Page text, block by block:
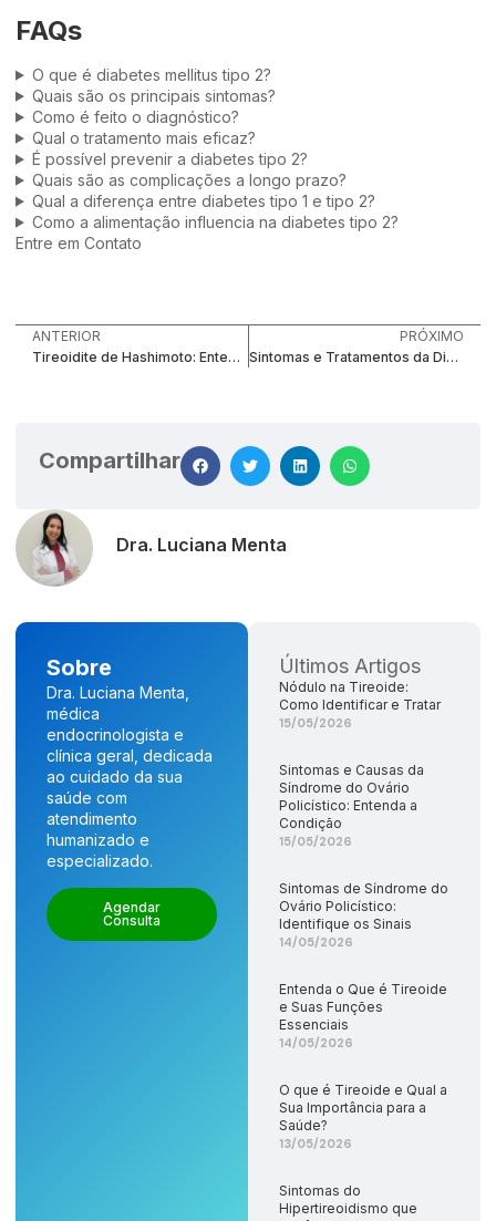
FAQs
O que é diabetes mellitus tipo 2?
Quais são os principais sintomas?
Como é feito o diagnóstico?
Qual o tratamento mais eficaz?
É possível prevenir a diabetes tipo 2?
Quais são as complicações a longo prazo?
Qual a diferença entre diabetes tipo 1 e tipo 2?
Como a alimentação influencia na diabetes tipo 2?
Entre em Contato
ANTERIOR
Tireoidite de Hashimoto: Entenda Sintomas, Causas e Tratamento
PRÓXIMO
Sintomas e Tratamentos da Diabetes Mellitus Tipo 2
Compartilhar
Dra. Luciana Menta
Sobre
Dra. Luciana Menta,
médica
endocrinologista e
clínica geral, dedicada
ao cuidado da sua
saúde com
atendimento
humanizado e
especializado.
Agendar
Consulta
Últimos Artigos
Nódulo na Tireoide:
Como Identificar e Tratar
15/05/2026
Sintomas e Causas da
Síndrome do Ovário
Policístico: Entenda a
Condição
15/05/2026
Sintomas de Síndrome do
Ovário Policístico:
Identifique os Sinais
14/05/2026
Entenda o Que é Tireoide
e Suas Funções
Essenciais
14/05/2026
O que é Tireoide e Qual a
Sua Importância para a
Saúde?
13/05/2026
Sintomas do
Hipertireoidismo que